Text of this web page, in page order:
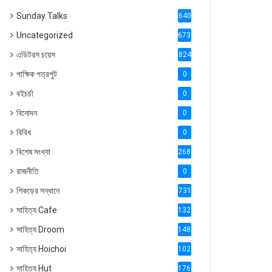
Sunday Talks 640
Uncategorized 6738
এডিটরস চয়েস 824
পাক্ষিক পত্রপুট 0
বইচর্চা 0
বিনোদন 0
বিবিধ 0
বিশেষ সংখ্যা 2686
রাজনীতি 0
শিকড়ের সন্ধানে 731
সাহিত্য Cafe 1321
সাহিত্য Droom 1488
সাহিত্য Hoichoi 1027
সাহিত্য Hut 1769